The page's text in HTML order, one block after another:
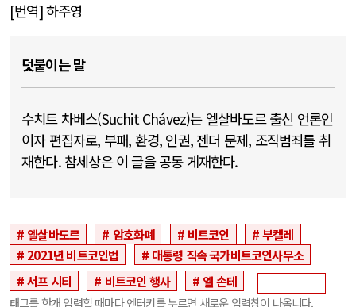
[번역] 하주영
덧붙이는 말
수치트 차베스(Suchit Chávez)는 엘살바도르 출신 언론인
이자 편집자로, 부패, 환경, 인권, 젠더 문제, 조직범죄를 취
재한다. 참세상은 이 글을 공동 게재한다.
엘살바도르 암호화폐 비트코인
부켈레
2021년 비트코인법
대통령 직속 국가비트코인사무소
서프 시티
비트코인 행사 엘 손테
태그를 한개 입력할 때마다 엔터키를 누르면 새로운 입력창이 나옵니다.